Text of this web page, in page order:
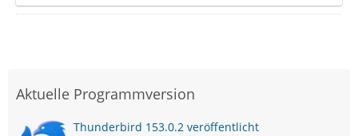
Aktuelle Programmversion
Thunderbird 153.0.2 veröffentlicht